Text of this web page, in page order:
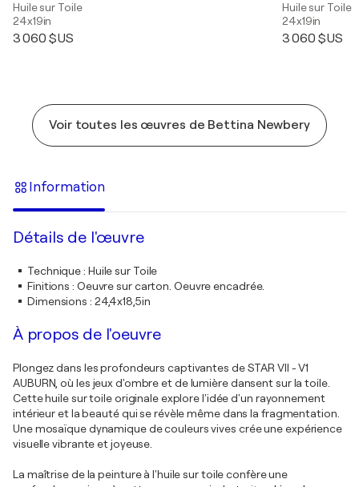
Huile sur Toile
24x19in
3 060 $US
Huile sur Toile
24x19in
3 060 $US
Voir toutes les œuvres de Bettina Newbery
Information
Détails de l'œuvre
Technique: Huile sur Toile
Finitions : Oeuvre sur carton. Oeuvre encadrée.
Dimensions : 24,4x18,5in
À propos de l'oeuvre
Plongez dans les profondeurs captivantes de STAR VII - V1
AUBURN, où les jeux d'ombre et de lumière dansent sur la toile.
Cette huile sur toile originale explore l'idée d'un rayonnement
intérieur et la beauté qui se révèle même dans la fragmentation.
Une mosaïque dynamique de couleurs vives crée une expérience
visuelle vibrante et joyeuse.
La maîtrise de la peinture à l'huile sur toile confère une